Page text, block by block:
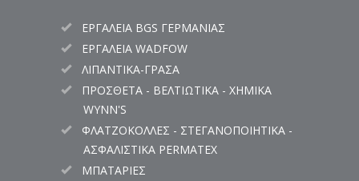
ΕΡΓΑΛΕΙΑ BGS ΓΕΡΜΑΝΙΑΣ
ΕΡΓΑΛΕΙΑ WADFOW
ΛΙΠΑΝΤΙΚΑ-ΓΡΑΣΑ
ΠΡΟΣΘΕΤΑ - ΒΕΛΤΙΩΤΙΚΑ - ΧΗΜΙΚΑ
WYNN'S
ΦΛΑΤΖΟΚΟΛΛΕΣ - ΣΤΕΓΑΝΟΠΟΙΗΤΙΚΑ -
ΑΣΦΑΛΙΣΤΙΚΑ PERMATEX
ΜΠΑΤΑΡΙΕΣ